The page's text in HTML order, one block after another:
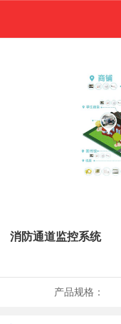
消防通道监控系统
产品规格：